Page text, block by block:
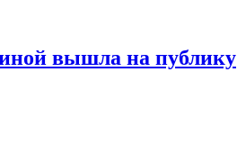
вышла на публику